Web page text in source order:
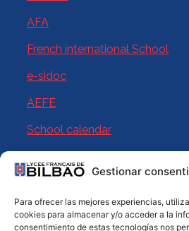
Gestionar
Para ofrecer las mejores experiencias,
cookies para almacenar y/o acceder a la
consentimiento de estas tecnologías nos
AFA
French international School
e-sidoc
AEFE
School calendar